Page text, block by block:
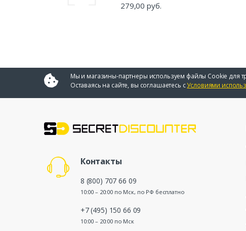
279,00 руб.
Мы и магазины-партнеры используем файлы Cookie для
Оставаясь на сайте, вы соглашаетесь сУсловиями
Контакты
8 (800) 707 66 09
10:00 – 20:00 по Мск, по РФ бесплатно
+7 (495) 150 66 09
10:00 – 20:00 по Мск